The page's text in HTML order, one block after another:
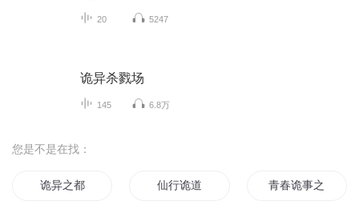
20 5247
诡异杀戮场
145 6.8万
您是不是在找：
诡异之都 仙行诡道 青春诡事之天山